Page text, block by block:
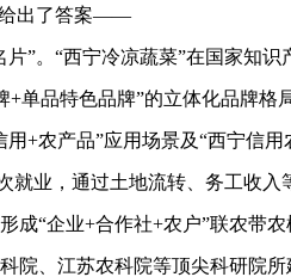
给出了答案——
。“西宁冷凉蔬菜”在国家知识
+单品特色品牌”的立体化品牌
用+农产品”应用场景及“西宁信
就业，通过土地流转、务工收
成“企业+合作社+农户”联农带
、江苏农科院等顶尖科研院所